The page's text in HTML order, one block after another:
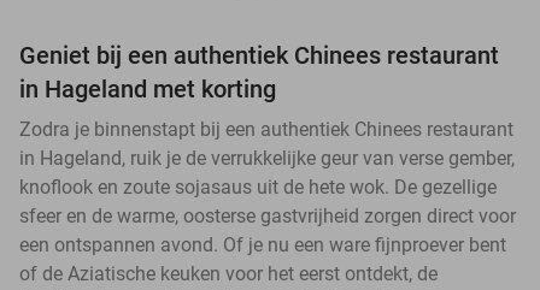
Geniet bij een authentiek Chinees restaurant
in Hageland met korting
Zodra je binnenstapt bij een authentiek Chinees restaurant
in Hageland, ruik je de verrukkelijke geur van verse gember,
knoflook en zoute sojasaus uit de hete wok. De gezellige
sfeer en de warme, oosterse gastvrijheid zorgen direct voor
een ontspannen avond. Of je nu een ware fijnproever bent
of de Aziatische keuken voor het eerst ontdekt, de